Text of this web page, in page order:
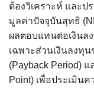
ต้องวิเคราะห์ และป
มูลค่าปัจจุบันสุทธิ
ผลตอบแทนต่อเงินล
เฉพาะส่วนเงินลงทุ
(Payback Period)
Point) เพื่อประเมิน